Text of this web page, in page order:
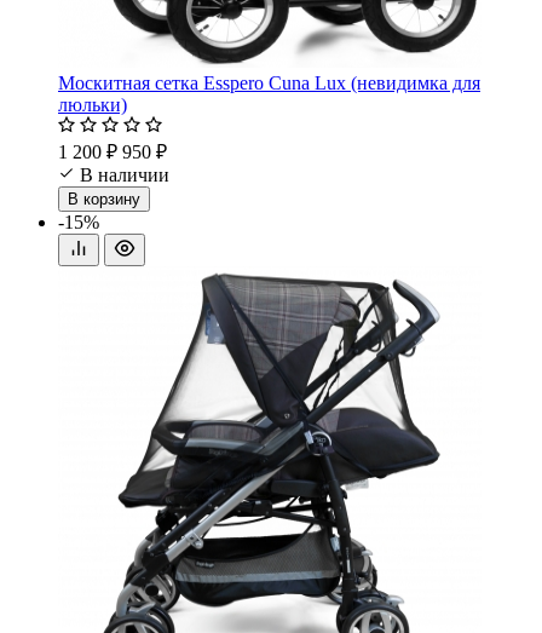
Москитная сетка Esspero Cuna Lux (невидимка для
люльки)
1 200 ₽ 950 ₽
В наличии
В корзину
-15%